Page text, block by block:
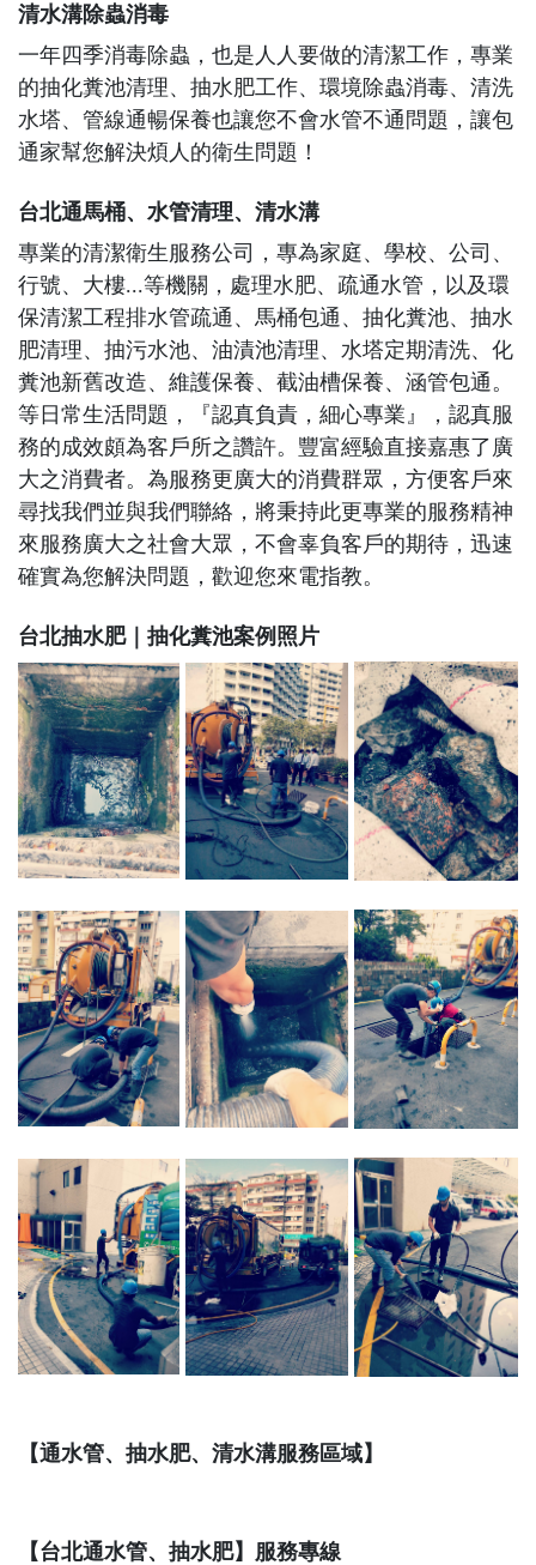
清水溝除蟲消毒
一年四季消毒除蟲，也是人人要做的清潔工作，專業
的抽化糞池清理、抽水肥工作、環境除蟲消毒、清洗
水塔、管線通暢保養也讓您不會水管不通問題，讓包
通家幫您解決煩人的衛生問題！
台北通馬桶、水管清理、清水溝
專業的清潔衛生服務公司，專為家庭、學校、公司、
行號、大樓...等機關，處理水肥、疏通水管，以及環
保清潔工程排水管疏通、馬桶包通、抽化糞池、抽水
肥清理、抽污水池、油漬池清理、水塔定期清洗、化
糞池新舊改造、維護保養、截油槽保養、涵管包通。
等日常生活問題，『認真負責，細心專業』，認真服
務的成效頗為客戶所之讚許。豐富經驗直接嘉惠了廣
大之消費者。為服務更廣大的消費群眾，方便客戶來
尋找我們並與我們聯絡，將秉持此更專業的服務精神
來服務廣大之社會大眾，不會辜負客戶的期待，迅速
確實為您解決問題，歡迎您來電指教。
台北抽水肥｜抽化糞池案例照片
【通水管、抽水肥、清水溝服務區域】
【台北通水管、抽水肥】服務專線